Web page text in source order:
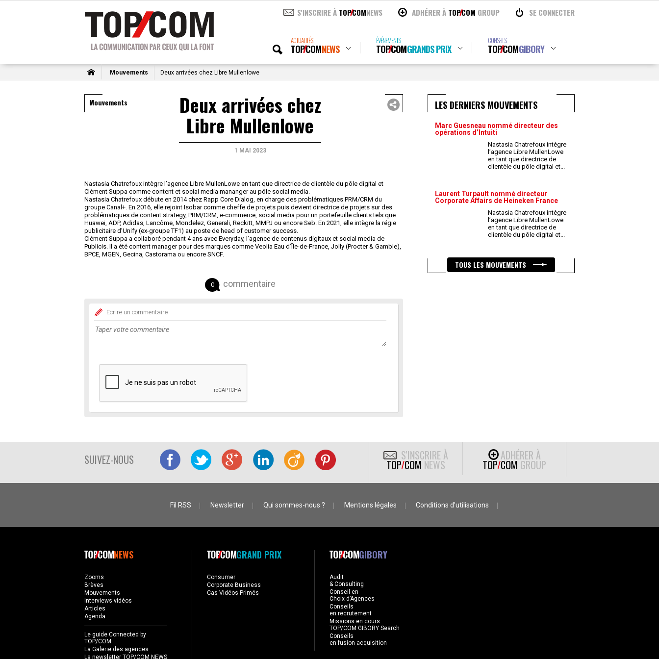
S'INSCRIRE À TOPCOMNEWS ADHÉRER À TOPCOM GROUP SE CONNECTER
ACTUALITÉS
TOPCOMNEWS
ÉVÉNEMENTS
TOPCOMGRANDS PRIX
CONSEILS
TOPCOMGIBORY
Mouvements Deux arrivées chez Libre Mullenlowe
Mouvements Deux arrivées chez
Libre Mullenlowe
1 MAI 2023
Nastasia Chatrefoux intègre l’agence Libre MullenLowe en tant que directrice de clientèle du pôle digital et
Clément Suppa comme content et social media mananger au pôle social media.
Nastasia Chatrefoux débute en 2014 chez Rapp Core Dialog, en charge des problématiques PRM/CRM du
groupe Canal+. En 2016, elle rejoint Isobar comme cheffe de projets puis devient directrice de projets sur des
problématiques de content strategy, PRM/CRM, e-commerce, social media pour un portefeuille clients tels que
Huawei, ADP, Adidas, Lancôme, Mondelez, Generali, Reckitt, MMPJ ou encore Seb. En 2021, elle intègre la régie
publicitaire d’Unify (ex-groupe TF1) au poste de head of customer success.
Clément Suppa a collaboré pendant 4 ans avec Everyday, l’agence de contenus digitaux et social media de
Publicis. Il a été content manager pour des marques comme Veolia Eau d’Île-de-France, Jolly (Procter & Gamble),
BPCE, MGEN, Gecina, Castorama ou encore SNCF.
0 commentaire
Ecrire un commentaire
LES DERNIERS MOUVEMENTS
Marc Guesneau nommé directeur des
opérations d’Intuiti
Nastasia Chatrefoux intègre
l’agence Libre MullenLowe
en tant que directrice de
clientèle du pôle digital et...
Laurent Turpault nommé directeur
Corporate Affairs de Heineken France
Nastasia Chatrefoux intègre
l’agence Libre MullenLowe
en tant que directrice de
clientèle du pôle digital et...
TOUS LES MOUVEMENTS
SUIVEZ-NOUS S'INSCRIRE À
TOP/COM NEWS
ADHÉRER À
TOP/COM GROUP
Fil RSS Newsletter Qui sommes-nous ? Mentions légales Conditions d’utilisations
NEWS
Zooms
Brèves
Mouvements
Interviews vidéos
Articles
Agenda
Le guide Connected by
TOP/COM
La Galerie des agences
La newsletter TOP/COM NEWS
GRAND PRIX
Consumer
Corporate Business
Cas Vidéos Primés
GIBORY
Audit
& Consulting
Conseil en
Choix d’Agences
Conseils
en recrutement
Missions en cours
TOP/COM GIBORY Search
Conseils
en fusion acquisition